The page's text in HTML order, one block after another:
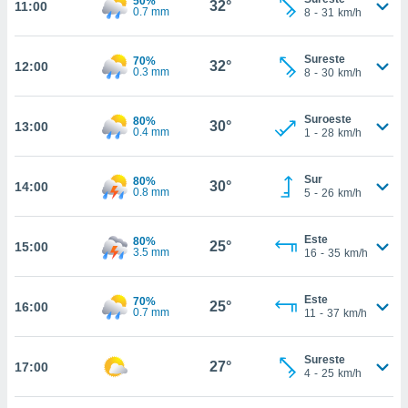
de que
sean
el sitio
para
ni para
o
aunque
Puedes
acceder a
abono
11:00
0.7 mm
32°
8 - 31 km/h
12:00
70%
0.3 mm
32°
Sureste
8 - 30 km/h
13:00
80%
0.4 mm
30°
Suroeste
1 - 28 km/h
14:00
80%
0.8 mm
30°
Sur
5 - 26 km/h
15:00
80%
3.5 mm
25°
Este
16 - 35 km/h
16:00
70%
0.7 mm
25°
Este
11 - 37 km/h
17:00 27°
Sureste
4 - 25 km/h